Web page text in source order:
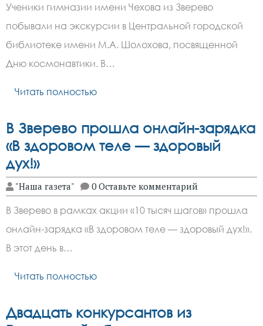
Ученики гимназии имени Чехова из Зверево
побывали на экскурсии в Центральной городской
библиотеке имени М.А. Шолохова, посвященной
Дню космонавтики. В…
Читать полностью
В Зверево прошла онлайн-зарядка
«В здоровом теле — здоровый
дух!»
"Наша газета" 0 Оставьте комментарий
В Зверево в рамках акции «10 тысяч шагов» прошла
онлайн-зарядка «В здоровом теле — здоровый дух!».
В этот день в…
Читать полностью
Двадцать конкурсантов из